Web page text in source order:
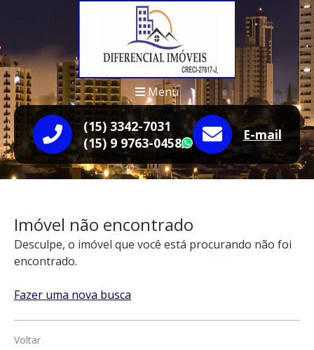
Menu
(15) 3342-7031
(15) 9 9763-0458
WhatsApp
E-mail
Imóvel não encontrado
Desculpe, o imóvel que você está procurando não foi
encontrado.
Fazer uma nova busca
Voltar